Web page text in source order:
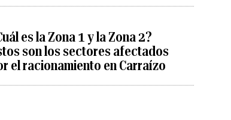
es la Zona 1 y la Zona 2?
son los sectores afectados
el racionamiento en Carraízo